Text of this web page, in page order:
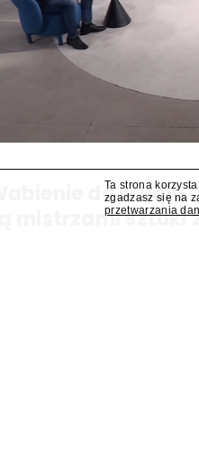
Wabienie do
są mistrzami
Ta strona
zgadzasz się na
przetwarzania